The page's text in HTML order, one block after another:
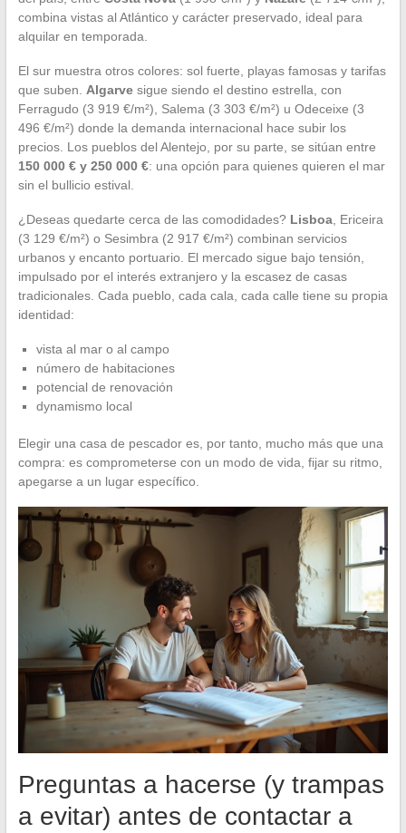
combina vistas al Atlántico y carácter preservado, ideal para
alquilar en temporada.
El sur muestra otros colores: sol fuerte, playas famosas y tarifas
que suben. Algarvesigue siendo el destino estrella, con
Ferragudo (3 919 €/m²), Salema (3 303 €/m²) u Odeceixe (3
496 €/m²) donde la demanda internacional hace subir los
precios. Los pueblos del Alentejo, por su parte, se sitúan entre
150 000 € y 250 000 €: una opción para quienes quieren el mar
sin el bullicio estival.
¿Deseas quedarte cerca de las comodidades? Lisboa, Ericeira
(3 129 €/m²) o Sesimbra (2 917 €/m²) combinan servicios
urbanos y encanto portuario. El mercado sigue bajo tensión,
impulsado por el interés extranjero y la escasez de casas
tradicionales. Cada pueblo, cada cala, cada calle tiene su propia
identidad:
vista al mar o al campo
número de habitaciones
potencial de renovación
dynamismo local
Elegir una casa de pescador es, por tanto, mucho más que una
compra: es comprometerse con un modo de vida, fijar su ritmo,
apegarse a un lugar específico.
Preguntas a hacerse (y trampas
a evitar) antes de contactar a